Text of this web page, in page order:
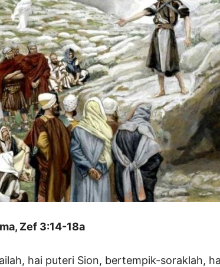
Zef 3:14-18a
hai puteri Sion, bertempik-soraklah,